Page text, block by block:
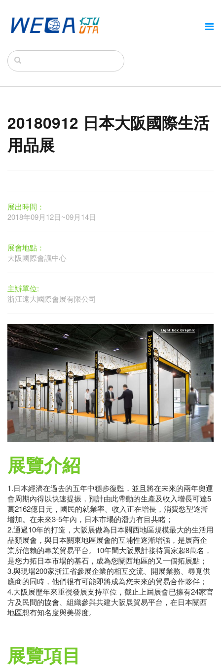
20180912 日本大阪國際生活
用品展
展出時間：
2018年09月12日~09月14日
展會地點：
大阪國際會議中心
主辦單位:
浙江遠大國際會展有限公司
展覽介紹
1.日本經濟在過去的五年中穩步復甦，並且將在未來的兩年奧運
會周期內得以快速提振，預計由此帶動的生產及收入增長可達5
萬2162億日元，國民的就業率、收入正在增長，消費慾望逐漸
增加。在未來3-5年內，日本市場的潛力有目共睹；
2.通過10年的打造，大阪展做為日本關西地區規模最大的生活用
品類展會，與日本關東地區展會的互埔性逐漸增強，是展商企
業所信賴的專業貿易平台。10年間大阪累計接待買家超8萬名，
是您力拓日本市場的基石，成為您關西地區的又一個拓展點；
3.與現場200家浙江省參展企業的相互交流、開展業務、尋覓供
應商的同時，他們很有可能即將成為您未來的貿易合作夥伴；
4.大阪展歷年來重視發展支持單位，截止上屆展會已擁有24家官
方及民間的協會、組織參與共建大阪展貿易平台，在日本關西
地區想有知名度與美譽度。
展覽項目